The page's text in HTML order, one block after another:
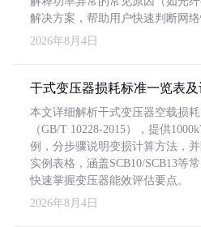
解决方案，帮助用户快速判断网络
2026年8月4日
干式变压器损耗标准一览表
本文详细解析干式变压器空载损
（GB/T 10228-2015），提供
例，分步骤说明变损计算方法，
实例表格，涵盖SCB10/SCB13等
快速掌握变压器能效评估要点。
2026年8月4日